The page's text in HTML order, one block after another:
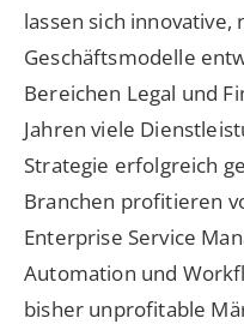
lassen sich innovative,
Geschäftsmodelle
Bereichen Legal und
Jahren viele
Strategie erfolgreich
Branchen profitieren
Enterprise Service
Automation und
bisher unprofitable